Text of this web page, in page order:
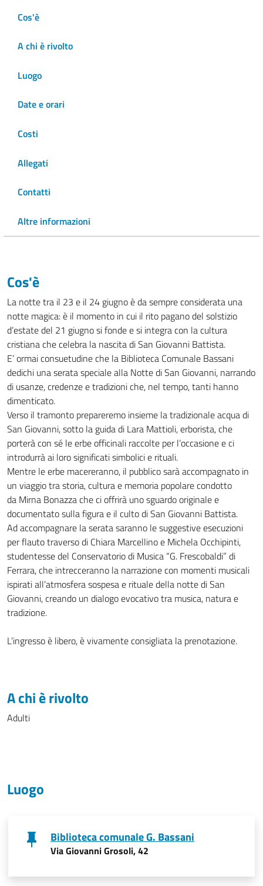
Cos'è
A chi è rivolto
Luogo
Date e orari
Costi
Allegati
Contatti
Altre informazioni
Cos'è
La notte tra il 23 e il 24 giugno è da sempre considerata una
notte magica: è il momento in cui il rito pagano del solstizio
d’estate del 21 giugno si fonde e si integra con la cultura
cristiana che celebra la nascita di San Giovanni Battista.
E’ ormai consuetudine che la Biblioteca Comunale Bassani
dedichi una serata speciale alla Notte di San Giovanni, narrando
di usanze, credenze e tradizioni che, nel tempo, tanti hanno
dimenticato.
Verso il tramonto prepareremo insieme la tradizionale acqua di
San Giovanni, sotto la guida di Lara Mattioli, erborista, che
porterà con sé le erbe officinali raccolte per l’occasione e ci
introdurrà ai loro significati simbolici e rituali.
Mentre le erbe macereranno, il pubblico sarà accompagnato in
un viaggio tra storia, cultura e memoria popolare condotto
da Mirna Bonazza che ci offrirà uno sguardo originale e
documentato sulla figura e il culto di San Giovanni Battista.
Ad accompagnare la serata saranno le suggestive esecuzioni
per flauto traverso di Chiara Marcellino e Michela Occhipinti,
studentesse del Conservatorio di Musica “G. Frescobaldi” di
Ferrara, che intrecceranno la narrazione con momenti musicali
ispirati all’atmosfera sospesa e rituale della notte di San
Giovanni, creando un dialogo evocativo tra musica, natura e
tradizione.
L’ingresso è libero, è vivamente consigliata la prenotazione.
A chi è rivolto
Adulti
Luogo
Biblioteca comunale G. Bassani
Via Giovanni Grosoli, 42